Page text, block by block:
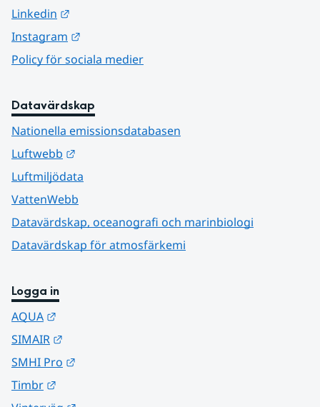
Linkedin
Instagram
Policy för sociala medier
Datavärdskap
Nationella emissionsdatabasen
Luftwebb
Luftmiljödata
VattenWebb
Datavärdskap, oceanografi och marinbiologi
Datavärdskap för atmosfärkemi
Logga in
AQUA
SIMAIR
SMHI Pro
Timbr